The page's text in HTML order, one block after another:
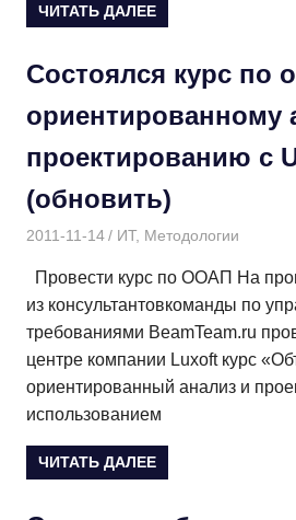
ЧИТАТЬ ДАЛЕЕ
Состоялся курс по
ориентированному
проектированию с
(обновить)
2011-11-14 Дмитрий
ИТ, Методологии
Провести курс по ООАП На
из консультантовкоманды по
требованиями BeamTeam.ru
центре компании Luxoft курс
ориентированный анализ и
использованием
ЧИТАТЬ ДАЛЕЕ